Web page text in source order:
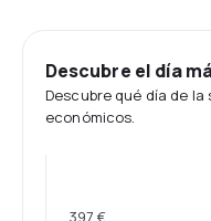
Descubre el día
Descubre qué día de
económicos.
397 €